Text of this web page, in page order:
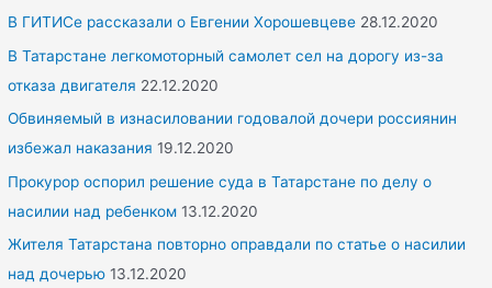
h
f
o
r
В ГИТИСе рассказали о Евгении Хорошевцеве 28.12.2020
В Татарстане легкомоторный самолет сел на дорогу из-за
отказа двигателя 22.12.2020
Обвиняемый в изнасиловании годовалой дочери россиянин
избежал наказания 19.12.2020
Прокурор оспорил решение суда в Татарстане по делу о
насилии над ребенком 13.12.2020
Жителя Татарстана повторно оправдали по статье о насилии
над дочерью 13.12.2020